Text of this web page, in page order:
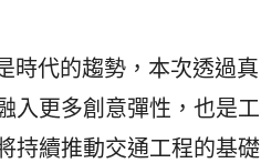
時代的趨勢，本次透過真
入更多創意彈性，也是工
持續推動交通工程的基礎